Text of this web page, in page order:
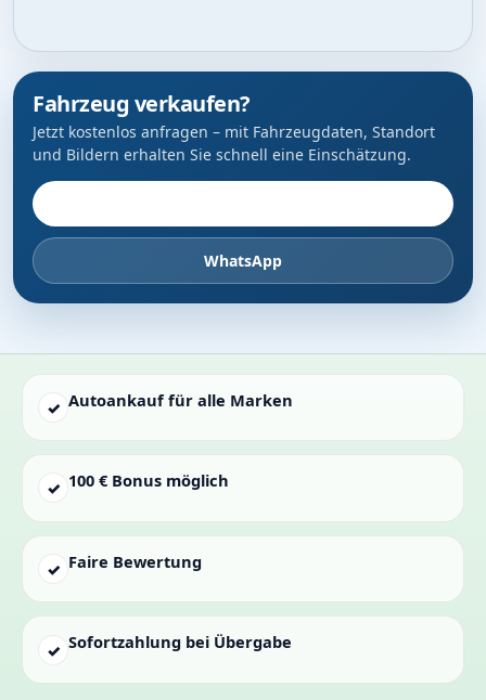
Fahrzeug verkaufen?
Jetzt kostenlos anfragen – mit Fahrzeugdaten, Standort
und Bildern erhalten Sie schnell eine Einschätzung.
WhatsApp
✓ Autoankauf für alle Marken
✓ 100 € Bonus möglich
✓ Faire Bewertung
✓ Sofortzahlung bei Übergabe